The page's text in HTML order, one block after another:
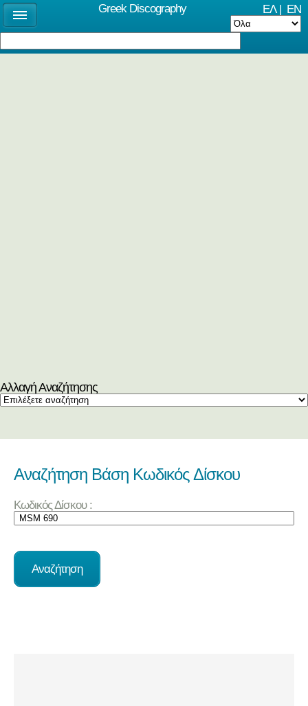
ΕΛ| EN
Αλλαγή Αναζήτησης
Αναζήτηση Βάση Κωδικός Δίσκου
Κωδικός Δίσκου :
Greek Discography